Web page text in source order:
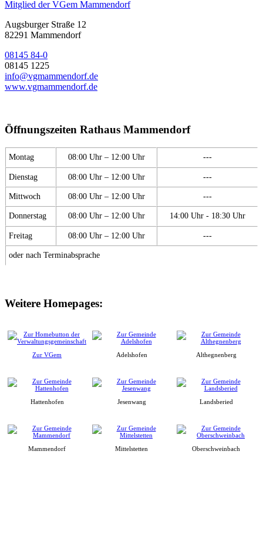
Mitglied der VGem Mammendorf
Augsburger Straße 12
82291 Mammendorf
08145 84-0
08145 1225
info@vgmammendorf.de
www.vgmammendorf.de
Öffnungszeiten Rathaus Mammendorf
Montag 08:00 Uhr – 12:00 Uhr ---
Dienstag 08:00 Uhr – 12:00 Uhr ---
Mittwoch 08:00 Uhr – 12:00 Uhr ---
Donnerstag 08:00 Uhr – 12:00 Uhr 14:00 Uhr - 18:30 Uhr
Freitag 08:00 Uhr – 12:00 Uhr ---
oder nach Terminabsprache
Weitere Homepages:
Zur VGem Adelshofen Althegnenberg
Hattenhofen Jesenwang Landsberied
Mammendorf Mittelstetten Oberschweinbach